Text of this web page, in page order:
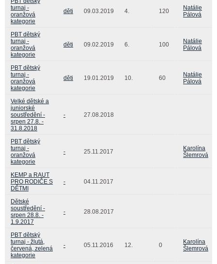
turnaj -
oranžová
kategorie
děti 09.03.2019 4. 120
Natálie
Pálová
PBT dětský
turnaj -
oranžová
kategorie
děti 09.02.2019 6. 100
Natálie
Pálová
PBT dětský
turnaj -
oranžová
kategorie
děti 19.01.2019 10. 60
Natálie
Pálová
Velké dětské a
juniorské
soustředění -
srpen 27.8. -
31.8.2018
- 27.08.2018
PBT dětský
turnaj -
oranžová
kategorie
- 25.11.2017
Karolína
Šlemrová
KEMP a RAUT
PRO RODIČE S
DĚTMI
- 04.11.2017
Dětské
soustředění -
srpen 28.8. -
1.9.2017
- 28.08.2017
PBT dětský
turnaj - žlutá,
červená, zelená
kategorie
- 05.11.2016 12. 0
Karolína
Šlemrová